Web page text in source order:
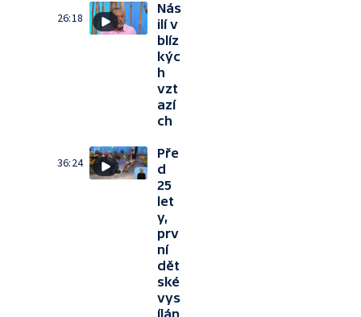
26:18
Nás
ilí v
blíz
kýc
h
vzt
azí
ch
36:24
Pře
d
25
let
y,
prv
ní
dět
ské
vys
ílán